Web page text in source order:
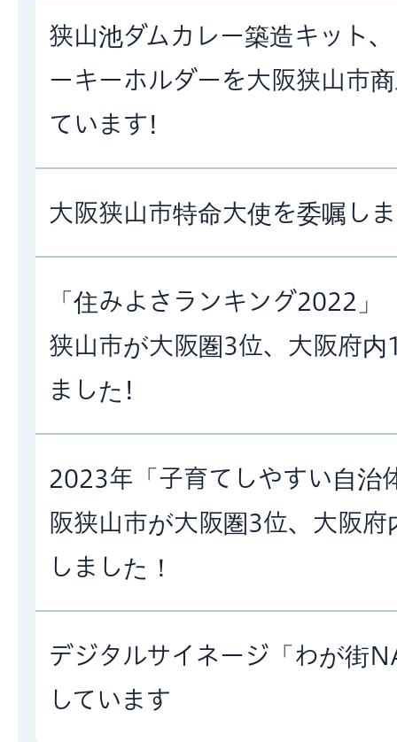
狭山池ダムカレー築造キット
ーキーホルダーを大阪狭山市
ています!
大阪狭山市特命大使を委嘱し
「住みよさランキング2022」
狭山市が大阪圏3位、大阪府内
ました!
2023年「子育てしやすい自治
阪狭山市が大阪圏3位、大阪
しました！
デジタルサイネージ「わが街
しています